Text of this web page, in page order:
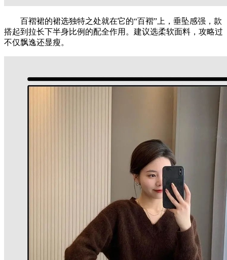
百褶裙的裙选独特之处就在它的“百褶”上，垂坠感强，款
搭起到拉长下半身比例的配全作用。建议选柔软面料，攻略过
不仅飘逸还显瘦。